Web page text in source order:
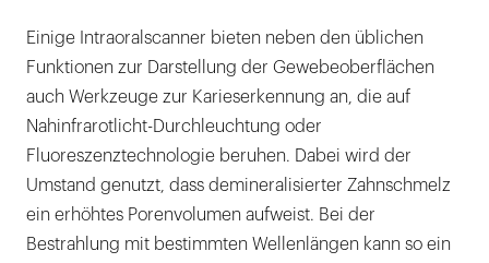
Einige Intraoralscanner bieten neben den üblichen
Funktionen zur Darstellung der Gewebeoberflächen
auch Werkzeuge zur Karieserkennung an, die auf
Nahinfrarotlicht-Durchleuchtung oder
Fluoreszenztechnologie beruhen. Dabei wird der
Umstand genutzt, dass demineralisierter Zahnschmelz
ein erhöhtes Porenvolumen aufweist. Bei der
Bestrahlung mit bestimmten Wellenlängen kann so ein